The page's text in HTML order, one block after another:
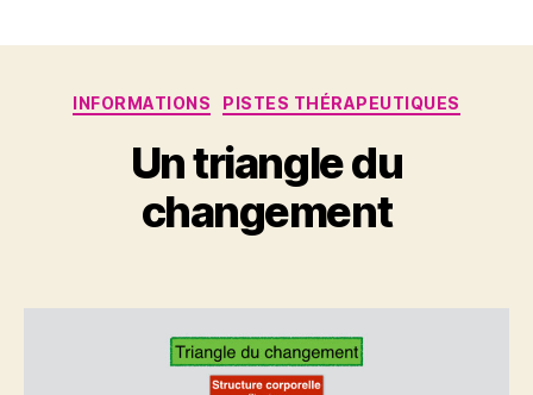
Catégories
INFORMATIONS PISTES THÉRAPEUTIQUES
Un triangle du
changement
l’article
P
i
n
l’article
5
o
c
0
2